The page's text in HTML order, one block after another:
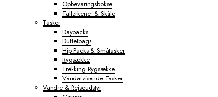
Opbevaringsbokse
Tallerkener & Skåle
Tasker
Daypacks
Duffelbags
Hip Packs & Småtasker
Rygsække
Trekking Rygsække
Vandafvisende Tasker
Vandre & Rejseudstyr